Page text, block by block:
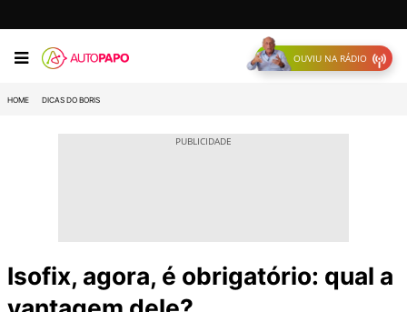
OUVIU NA RÁDIO
HOME DICAS DO BORIS
Isofix, agora, é obrigatório: qual a